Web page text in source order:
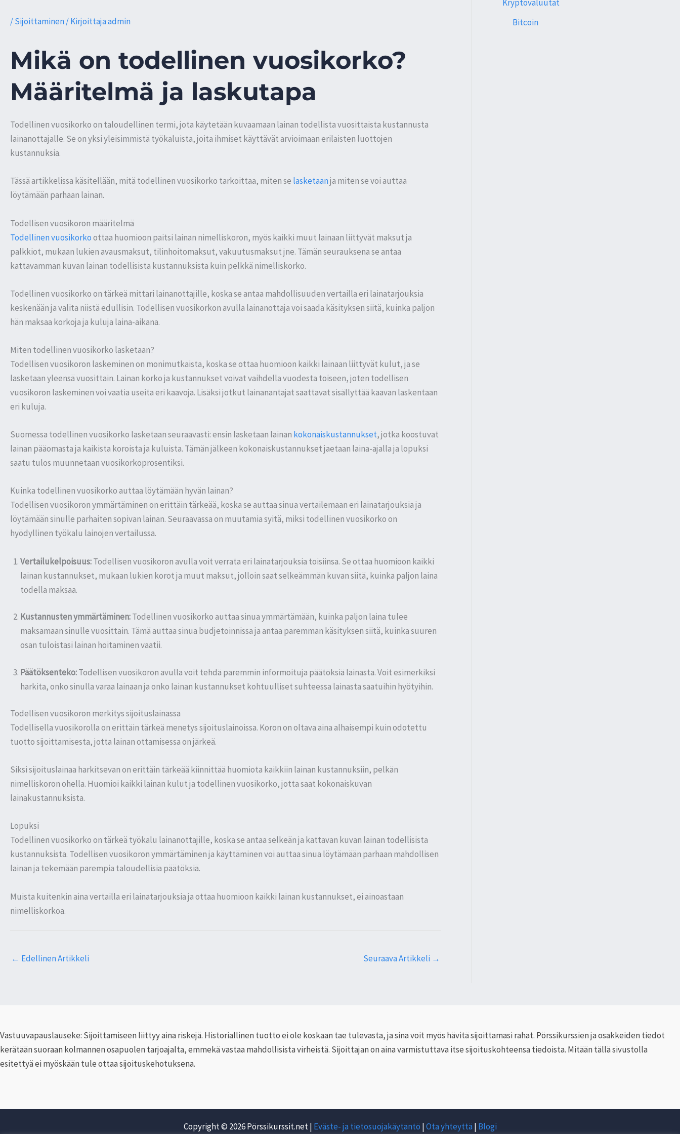
/Sijoittaminen/ Kirjoittajaadmin
Mikä on todellinen vuosikorko?
Määritelmä ja laskutapa
Todellinen vuosikorko on taloudellinen termi, jota käytetään kuvaamaan lainan todellista vuosittaista kustannusta
lainanottajalle. Se on yksi yleisimmistä työkaluista, joita ihmiset käyttävät arvioimaan erilaisten luottojen
kustannuksia.
Tässä artikkelissa käsitellään, mitä todellinen vuosikorko tarkoittaa, miten se lasketaanja miten se voi auttaa
löytämään parhaan lainan.
Todellisen vuosikoron määritelmä
Todellinen vuosikorkoottaa huomioon paitsi lainan nimelliskoron, myös kaikki muut lainaan liittyvät maksut ja
palkkiot, mukaan lukien avausmaksut, tilinhoitomaksut, vakuutusmaksut jne. Tämän seurauksena se antaa
kattavamman kuvan lainan todellisista kustannuksista kuin pelkkä nimelliskorko.
Todellinen vuosikorko on tärkeä mittari lainanottajille, koska se antaa mahdollisuuden vertailla eri lainatarjouksia
keskenään ja valita niistä edullisin. Todellisen vuosikorkon avulla lainanottaja voi saada käsityksen siitä, kuinka paljon
hän maksaa korkoja ja kuluja laina-aikana.
Miten todellinen vuosikorko lasketaan?
Todellisen vuosikoron laskeminen on monimutkaista, koska se ottaa huomioon kaikki lainaan liittyvät kulut, ja se
lasketaan yleensä vuosittain. Lainan korko ja kustannukset voivat vaihdella vuodesta toiseen, joten todellisen
vuosikoron laskeminen voi vaatia useita eri kaavoja. Lisäksi jotkut lainanantajat saattavat sisällyttää kaavan laskentaan
eri kuluja.
Suomessa todellinen vuosikorko lasketaan seuraavasti: ensin lasketaan lainan kokonaiskustannukset, jotka koostuvat
lainan pääomasta ja kaikista koroista ja kuluista. Tämän jälkeen kokonaiskustannukset jaetaan laina-ajalla ja lopuksi
saatu tulos muunnetaan vuosikorkoprosentiksi.
Kuinka todellinen vuosikorko auttaa löytämään hyvän lainan?
Todellisen vuosikoron ymmärtäminen on erittäin tärkeää, koska se auttaa sinua vertailemaan eri lainatarjouksia ja
löytämään sinulle parhaiten sopivan lainan. Seuraavassa on muutamia syitä, miksi todellinen vuosikorko on
hyödyllinen työkalu lainojen vertailussa.
Vertailukelpoisuus:Todellisen vuosikoron avulla voit verrata eri lainatarjouksia toisiinsa. Se ottaa huomioon kaikki
lainan kustannukset, mukaan lukien korot ja muut maksut, jolloin saat selkeämmän kuvan siitä, kuinka paljon laina
todella maksaa.
Kustannusten ymmärtäminen:Todellinen vuosikorko auttaa sinua ymmärtämään, kuinka paljon laina tulee
maksamaan sinulle vuosittain. Tämä auttaa sinua budjetoinnissa ja antaa paremman käsityksen siitä, kuinka suuren
osan tuloistasi lainan hoitaminen vaatii.
Päätöksenteko:Todellisen vuosikoron avulla voit tehdä paremmin informoituja päätöksiä lainasta. Voit esimerkiksi
harkita, onko sinulla varaa lainaan ja onko lainan kustannukset kohtuulliset suhteessa lainasta saatuihin hyötyihin.
Todellisen vuosikoron merkitys sijoituslainassa
Todellisella vuosikorolla on erittäin tärkeä menetys sijoituslainoissa. Koron on oltava aina alhaisempi kuin odotettu
tuotto sijoittamisesta, jotta lainan ottamisessa on järkeä.
Siksi sijoituslainaa harkitsevan on erittäin tärkeää kiinnittää huomiota kaikkiin lainan kustannuksiin, pelkän
nimelliskoron ohella. Huomioi kaikki lainan kulut ja todellinen vuosikorko, jotta saat kokonaiskuvan
lainakustannuksista.
Lopuksi
Todellinen vuosikorko on tärkeä työkalu lainanottajille, koska se antaa selkeän ja kattavan kuvan lainan todellisista
kustannuksista. Todellisen vuosikoron ymmärtäminen ja käyttäminen voi auttaa sinua löytämään parhaan mahdollisen
lainan ja tekemään parempia taloudellisia päätöksiä.
Muista kuitenkin aina vertailla eri lainatarjouksia ja ottaa huomioon kaikki lainan kustannukset, ei ainoastaan
nimelliskorkoa.
← Edellinen Artikkeli Seuraava Artikkeli →
Kryptovaluutat
Bitcoin
Vastuuvapauslauseke: Sijoittamiseen liittyy aina riskejä. Historiallinen tuotto ei ole koskaan tae tulevasta, ja sinä voit myös hävitä sijoittamasi rahat. Pörssikurssien ja osakkeiden tiedot
kerätään suoraan kolmannen osapuolen tarjoajalta, emmekä vastaa mahdollisista virheistä. Sijoittajan on aina varmistuttava itse sijoituskohteensa tiedoista. Mitään tällä sivustolla
esitettyä ei myöskään tule ottaa sijoituskehotuksena.
Copyright © 2026 Pörssikurssit.net | Eväste- ja tietosuojakäytäntö |Ota yhteyttä | Blogi